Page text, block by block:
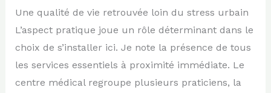
Une qualité de vie retrouvée loin du stress urbain
L’aspect pratique joue un rôle déterminant dans le
choix de s’installer ici. Je note la présence de tous
les services essentiels à proximité immédiate. Le
centre médical regroupe plusieurs praticiens, la